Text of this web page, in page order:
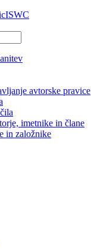
ISWC
avtorske pravice
imetnike in člane
in založnike